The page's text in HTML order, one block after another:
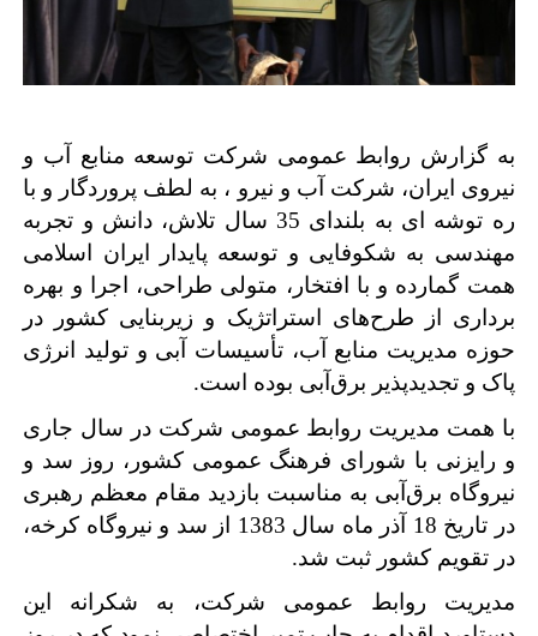
به گزارش روابط عمومی شرکت توسعه منابع آب و
نیروی ایران، شرکت آب و نیرو ، به لطف پروردگار و با
ره توشه ای به بلندای 35 سال تلاش، دانش و تجربه
مهندسی به شکوفایی و توسعه پایدار ایران اسلامی
همت گمارده و با افتخار، متولی طراحی، اجرا و بهره
برداری از طرح‌های استراتژیک و زیربنایی کشور در
حوزه مدیریت منابع آب، تأسیسات آبی و تولید انرژی
پاک و تجدیدپذیر برق‌آبی بوده‌ است.
با همت مدیریت روابط عمومی شرکت در سال جاری
و رایزنی با شورای فرهنگ عمومی کشور، روز سد و
نیروگاه برق‌آبی به مناسبت بازدید مقام معظم رهبری
در تاریخ 18 آذر ماه سال 1383 از سد و نیروگاه کرخه،
در تقویم کشور ثبت شد.
مدیریت روابط عمومی شرکت، به شکرانه این